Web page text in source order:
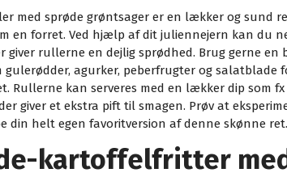
med sprøde grøntsager er en lækker og sund
en forret. Ved hjælp af dit juliennejern kan du
giver rullerne en dejlig sprødhed. Brug gerne en
gulerødder, agurker, peberfrugter og salatblade
Rullerne kan serveres med en lækker dip som
giver et ekstra pift til smagen. Prøv at
din helt egen favoritversion af denne skønne ret.
kartoffelfritter